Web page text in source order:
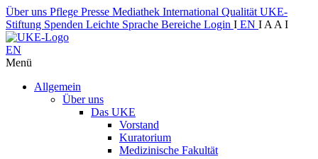
Über uns Pflege Presse Mediathek International Qualität UKE-
Stiftung Spenden Leichte Sprache Bereiche Login I EN I A A I
EN
Menü
Allgemein
Über uns
Das UKE
Vorstand
Kuratorium
Medizinische Fakultät